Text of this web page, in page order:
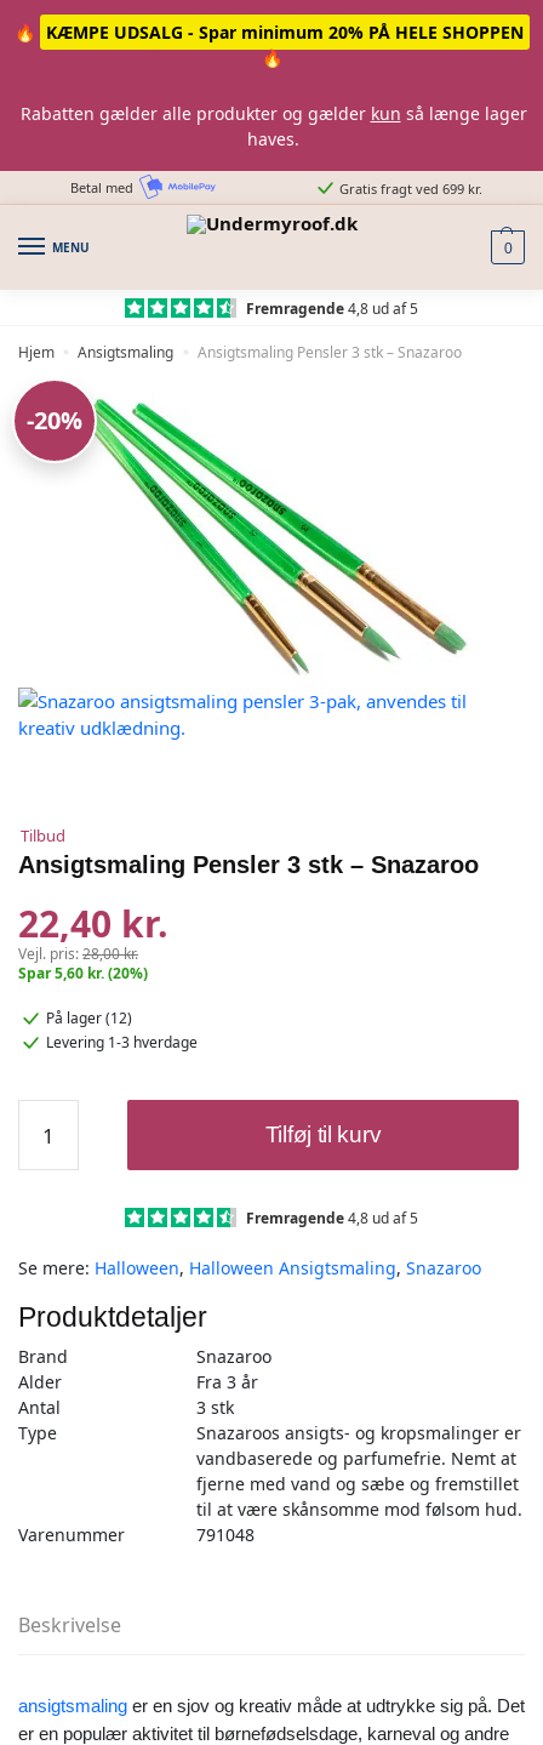
🔥
KÆMPE UDSALG - Spar minimum 20% PÅ HELE SHOPPEN
🔥
Rabatten gælder alle produkter og gælder kun så længe lager
haves.
Betal med Gratis fragt ved 699 kr.
MENU 0
Fremragende4,8 ud af 5
Hjem » Ansigtsmaling » Ansigtsmaling Pensler 3 stk – Snazaroo
-20%
Tilbud
Ansigtsmaling Pensler 3 stk – Snazaroo
22,40 kr.
Vejl. pris:28,00 kr.
Spar 5,60 kr. (20%)
På lager (12)
Levering 1-3 hverdage
Pensler
3
antal
Tilføj til kurv
Fremragende4,8 ud af 5
Se mere: Halloween, Halloween Ansigtsmaling, Snazaroo
Produktdetaljer
Brand
Snazaroo
Alder
Fra 3 år
Antal
3 stk
Type
Snazaroos ansigts- og kropsmalinger er
vandbaserede og parfumefrie. Nemt at
fjerne med vand og sæbe og fremstillet
til at være skånsomme mod følsom hud.
Varenummer
791048
Beskrivelse
ansigtsmaling er en sjov og kreativ måde at udtrykke sig på. Det
er en populær aktivitet til børnefødselsdage, karneval og andre